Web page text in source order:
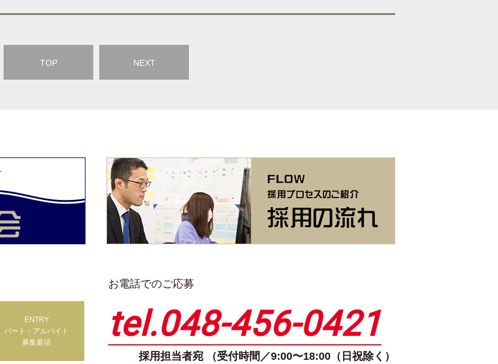
TOP NEXT
ENTRY
パート・アルバイト
募集要項
お電話でのご応募
tel.048-456-0421
採用担当者宛 （受付時間／9:00〜18:00（日祝除く）